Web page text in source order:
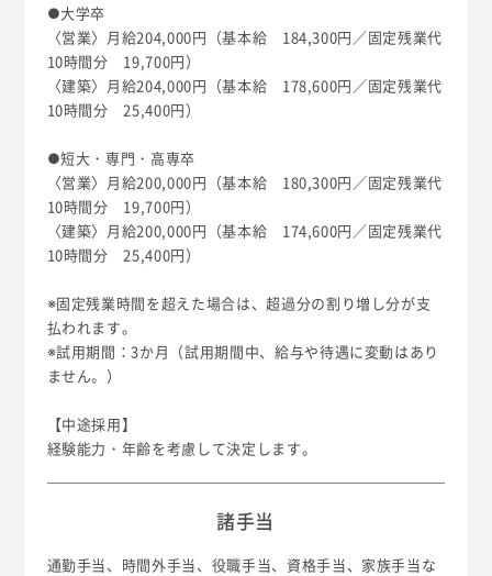
●大学卒
〈営業〉月給204,000円（基本給 184,300円／固定残業代
10時間分 19,700円）
〈建築〉月給204,000円（基本給 178,600円／固定残業代
10時間分 25,400円）
●短大・専門・高専卒
〈営業〉月給200,000円（基本給 180,300円／固定残業代
10時間分 19,700円）
〈建築〉月給200,000円（基本給 174,600円／固定残業代
10時間分 25,400円）
※固定残業時間を超えた場合は、超過分の割り増し分が支
払われます。
※試用期間：3か月（試用期間中、給与や待遇に変動はあり
ません。）
【中途採用】
経験能力・年齢を考慮して決定します。
諸手当
通勤手当、時間外手当、役職手当、資格手当、家族手当な